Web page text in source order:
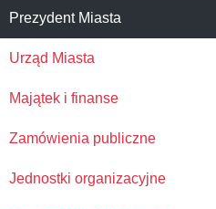
Prezydent Miasta
Urząd Miasta
Majątek i finanse
Zamówienia publiczne
Jednostki organizacyjne